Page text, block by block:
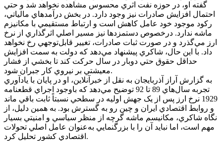
گفته او، در حوزه نفت اثري محسوس مشاهده نخواهد شد و حتي
احتمال افزايش صادرات نيز وجود دارد. در بخش درآمدهاي مالياتي،
رکود موجود خود عامل کاهش است و ارتباط مستقيمي با مکانيزم
ماشه ندارد. درخصوص دستمزدها نيز مسير اصلي اثرگذاري از نرخ
ارز مي‌گذرد و در صورت ثبات صادرات، تغيير قابل‌توجهي رخ نخواهد
داد. با اين حال، شاکري پيشنهاد مي‌دهد که دولت به سمت افزايش
حداقل حقوق حتي دوبار در سال حرکت کند تا بخشي از فشار
معيشتي بر نيروي کار جبران شود.
به گزارش آراز آذربايجان به نقل از خبرآنلاين، او در پايان با يادآوري
تجربه سال‌هاي 89 تا 92 توضيح مي‌دهد که باوجود اجراي قطعنامه
1929 نرخ ارز پس از يک جهش اوليه در سطحي نسبتاً ثابت باقي ماند
و روابط اقتصادي ايران و چين رو به گسترش بود. به همين دليل، از
نگاه شاکري، مکانيسم ماشه گرچه از منظر سياسي و امنيتي بسيار
مهم است، اما نبايد آن را با بزرگنمايي به‌عنوان عامل اصلي تحولات
اقتصادي کشور تحليل کرد.